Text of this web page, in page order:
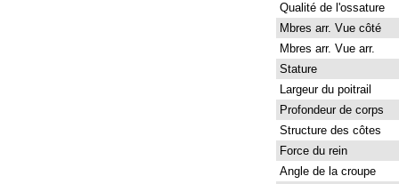
Qualité de l'ossature
Mbres arr. Vue côté
Mbres arr. Vue arr.
Stature
Largeur du poitrail
Profondeur de corps
Structure des côtes
Force du rein
Angle de la croupe